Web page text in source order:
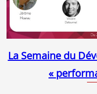
La Semaine du
«